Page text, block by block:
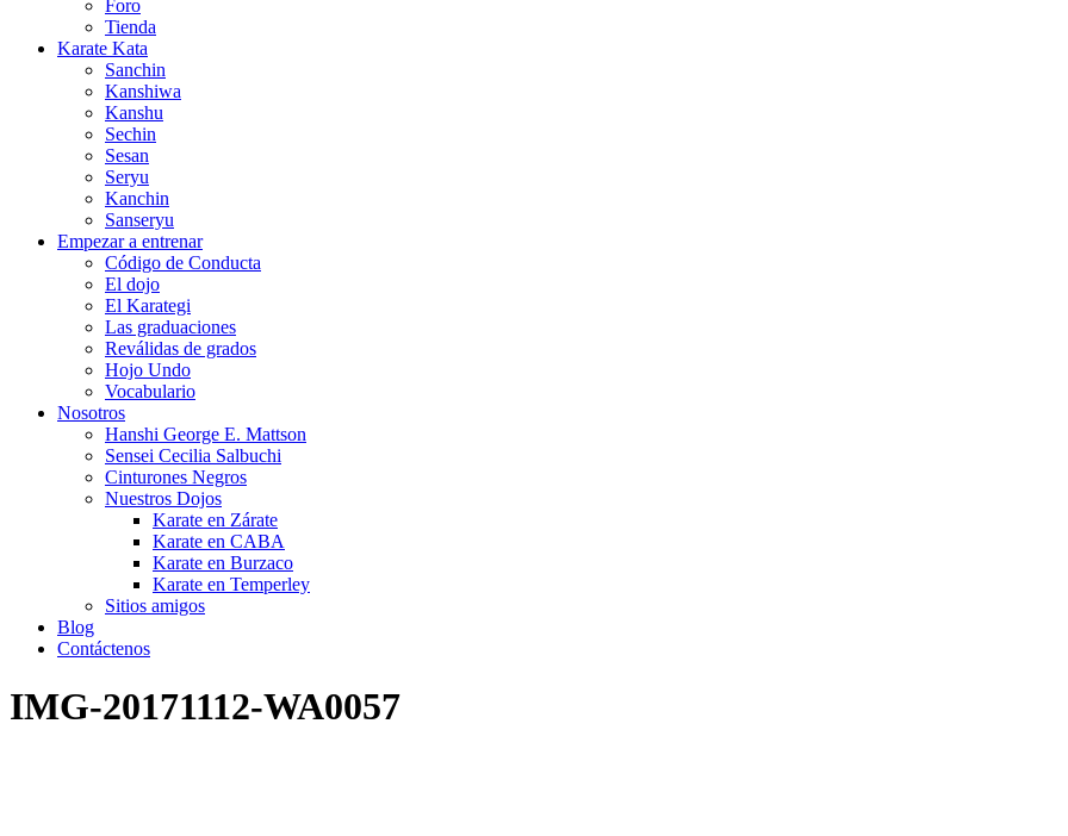
Foro
Tienda
Karate Kata
Sanchin
Kanshiwa
Kanshu
Sechin
Sesan
Seryu
Kanchin
Sanseryu
Empezar a entrenar
Código de Conducta
El dojo
El Karategi
Las graduaciones
Reválidas de grados
Hojo Undo
Vocabulario
Nosotros
Hanshi George E. Mattson
Sensei Cecilia Salbuchi
Cinturones Negros
Nuestros Dojos
Karate en Zárate
Karate en CABA
Karate en Burzaco
Karate en Temperley
Sitios amigos
Blog
Contáctenos
IMG-20171112-WA0057